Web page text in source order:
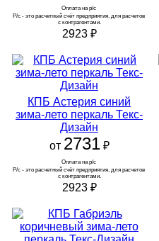
Оплата на р/с
Р/с - это расчетный счёт предприятия, для расчетов
с контрагентами.
2923₽
КПБ Астерия синий
зима-лето перкаль Текс-
Дизайн
от 2731₽
Оплата на р/с
Р/с - это расчетный счёт предприятия, для расчетов
с контрагентами.
2923₽